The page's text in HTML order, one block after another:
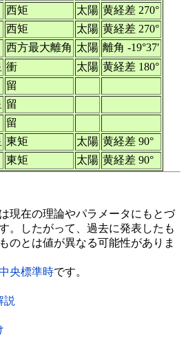
西矩 太陽 黄経差 270°
西矩 太陽 黄経差 270°
西方最大離角 太陽 離角 -19°37′
衝 太陽 黄経差 180°
留
留
留
東矩 太陽 黄経差 90°
東矩 太陽 黄経差 90°
現在の理論やパラメータにもとづ
。したがって、過去に発表したも
のとは値が異なる可能性がありま
央標準時です。
説